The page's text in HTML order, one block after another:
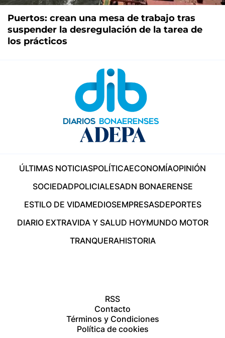
Puertos: crean una mesa de trabajo tras
suspender la desregulación de la tarea de
los prácticos
ÚLTIMAS NOTICIASPOLÍTICAECONOMÍAOPINIÓN
SOCIEDADPOLICIALESADN BONAERENSE
ESTILO DE VIDAMEDIOSEMPRESASDEPORTES
DIARIO EXTRAVIDA Y SALUD HOYMUNDO MOTOR
TRANQUERAHISTORIA
RSS
Contacto
Términos y Condiciones
Política de cookies